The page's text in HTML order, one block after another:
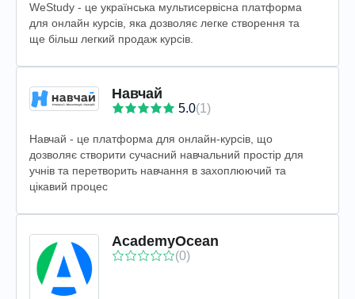
WeStudy - це українська мультисервісна платформа
для онлайн курсів, яка дозволяє легке створення та
ще більш легкий продаж курсів.
Навчай
5.0(1)
Навчай - це платформа для онлайн-курсів, що
дозволяє створити сучасний навчальний простір для
учнів та перетворить навчання в захоплюючий та
цікавий процес
AcademyOcean
(0)